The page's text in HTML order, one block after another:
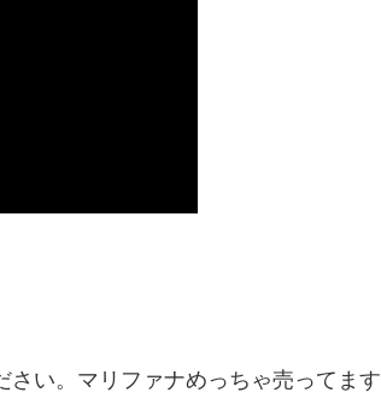
い。マリファナめっちゃ売ってます